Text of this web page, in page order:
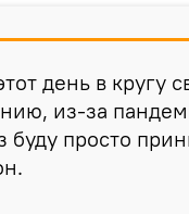
день в кругу
из-за
буду просто